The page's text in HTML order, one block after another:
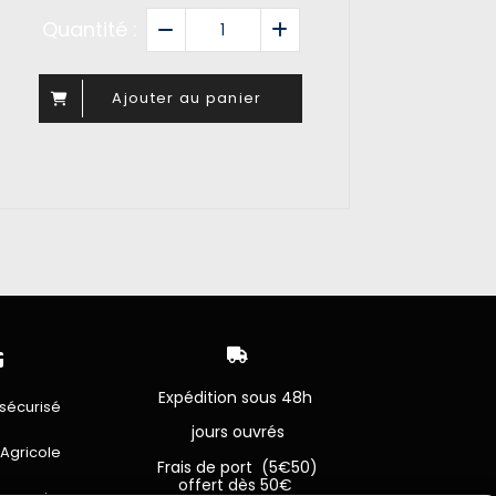
Ajouter au panier

Expédition sous 48h
jours ouvrés
Frais de port (5€50)
offert dès 50€